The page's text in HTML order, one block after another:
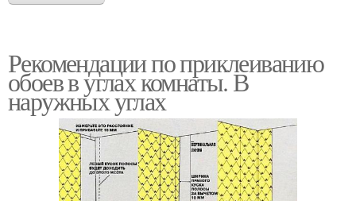
Рекомендации по приклеиванию
обоев в углах комнаты. В
наружных углах